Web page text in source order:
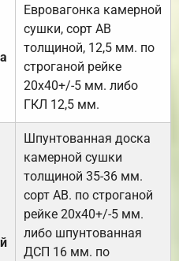
Евровагонка камерной
сушки, сорт АВ
толщиной, 12,5 мм. по
строганой рейке
20х40+/-5 мм. либо
ГКЛ 12,5 мм.
Шпунтованная доска
камерной сушки
толщиной 35-36 мм.
сорт АВ. по строганой
рейке 20х40+/-5 мм.
либо шпунтованная
ДСП 16 мм. по